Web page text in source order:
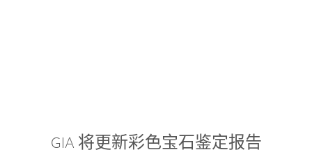
GIA 将更新彩色宝石鉴定报告